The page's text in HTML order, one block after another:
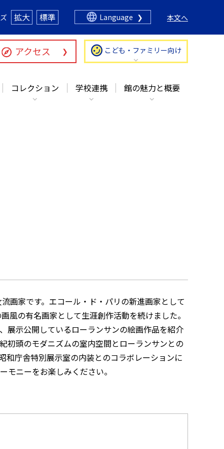
コレクション 学校連携 館の魅力と概要
拡大 標準 Language 本文へ
アクセス こども・ファミリー向け
コレクション 学校連携 館の魅力と概要
画家です。エコール・ド・パリの新進画家として
風の有名画家として生涯創作活動を続けました。
展示公開しているローランサンの絵画作品を紹介
初頭のモダニズムの室内空間とローランサンとの
和庁舎特別展示室の内装とのコラボレーションに
モニーをお楽しみください。